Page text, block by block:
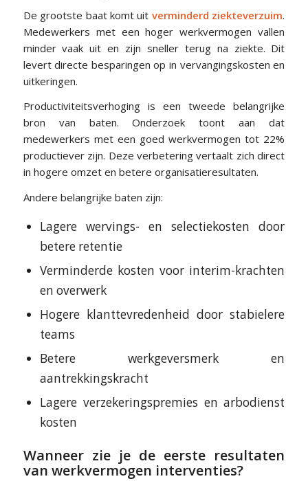
De grootste baat komt uit verminderd ziekteverzuim.
Medewerkers met een hoger werkvermogen vallen
minder vaak uit en zijn sneller terug na ziekte. Dit
levert directe besparingen op in vervangingskosten en
uitkeringen.
Productiviteitsverhoging is een tweede belangrijke
bron van baten. Onderzoek toont aan dat
medewerkers met een goed werkvermogen tot 22%
productiever zijn. Deze verbetering vertaalt zich direct
in hogere omzet en betere organisatieresultaten.
Andere belangrijke baten zijn:
Lagere wervings- en selectiekosten door
betere retentie
Verminderde kosten voor interim-krachten
en overwerk
Hogere klanttevredenheid door stabielere
teams
Betere werkgeversmerk en
aantrekkingskracht
Lagere verzekeringspremies en arbodienst
kosten
Wanneer zie je de eerste resultaten
van werkvermogen interventies?